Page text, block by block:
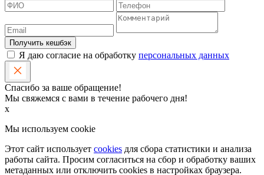
Получить кешбэк
Я даю согласие на обработку персональных данных
Спасибо за ваше обращение!
Мы свяжемся с вами в течение рабочего дня!
x
Мы используем cookie
Этот сайт использует cookies для сбора статистики и анализа
работы сайта. Просим согласиться на сбор и обработку ваших
метаданных или отключить cookies в настройках браузера.